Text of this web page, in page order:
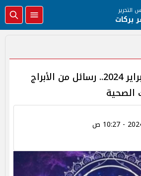
التحرير
بركات
حظك اليوم 24 فبراير 2024.. رسائل من الأبراج
الصحية